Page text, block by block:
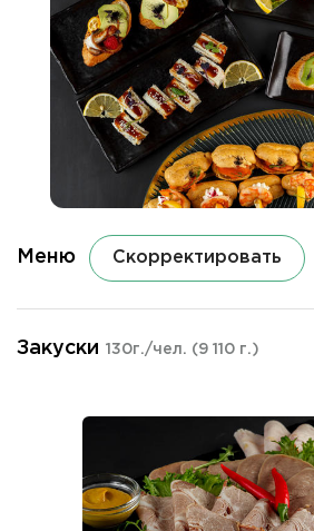
Меню Скорректировать
Закуски 130г./чел. (9 110 г.)